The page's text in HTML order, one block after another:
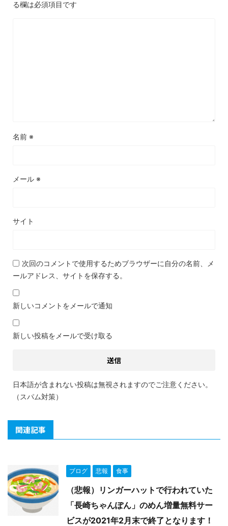
る欄は必須項目です
名前 ※
メール ※
サイト
次回のコメントで使用するためブラウザーに自分の名前、メ
ールアドレス、サイトを保存する。
新しいコメントをメールで通知
新しい投稿をメールで受け取る
日本語が含まれない投稿は無視されますのでご注意ください。
（スパム対策）
関連記事
ブログ 悲報 食事
（悲報）リンガーハットで行われていた
「長崎ちゃんぽん」のめん増量無料サー
ビスが2021年2月末で終了となります！